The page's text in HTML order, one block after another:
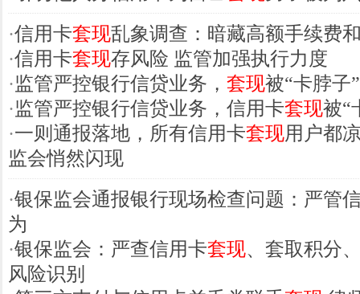
·信用卡套现乱象调查：暗藏高额手续费
·信用卡套现存风险 监管加强执行力度
·监管严控银行信贷业务， 套现被“卡脖子”
·监管严控银行信贷业务，信用卡套现被“
·一则通报落地，所有信用卡套现用户都
监会悄然闪现
·银保监会通报银行现场检查问题：严管
为
·银保监会：严查信用卡套现、套取积分
风险识别